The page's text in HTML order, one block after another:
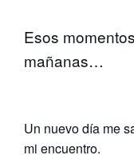
Esos
mañanas…
Un nuevo día me
mi encuentro.